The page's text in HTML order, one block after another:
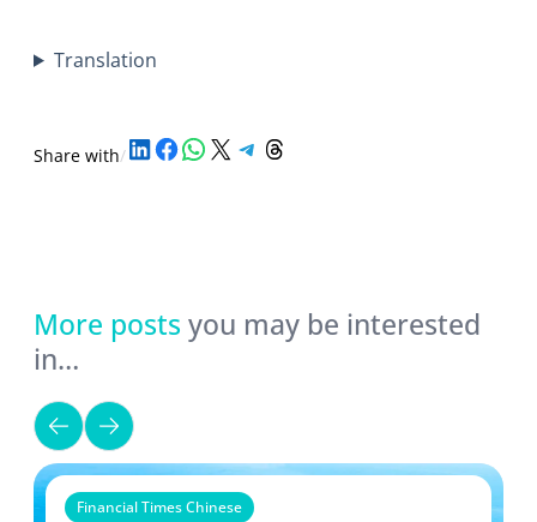
Translation
Share with/Share on LinkedIn Share on Facebook Share on WhatsApp Share on X Share on Telegram Share on Threads
More posts you may be interested
in…
Financial Times Chinese